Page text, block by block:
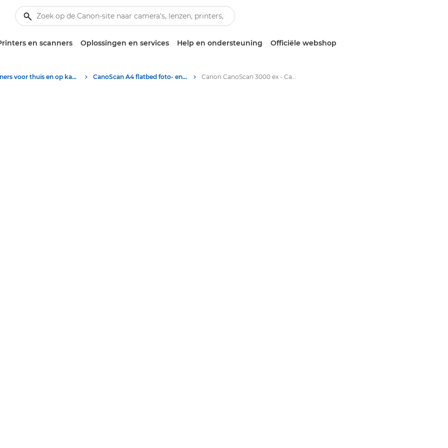
en scanners Oplossingen en services Help en ondersteuning Officiële webshop
Scanners voor thuis en op kantoor CanoScan A4 flatbed foto- en documentscanners Canon CanoScan 3000 ex - CanoScan Flatbed Scanners